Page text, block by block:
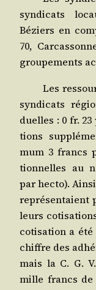
syn­di­cats
Béziers en
70,
grou­pe­ments
Les
syn­di­cats
duelles : 0 fr.
tions
mum 3 francs
tion­nelles au
par hec­to). Ain­si
repré­sen­taient
leurs
coti­sa­tion a
chiffre des
mais la C. G.
mille francs